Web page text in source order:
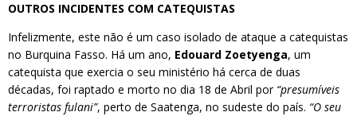
OUTROS INCIDENTES COM CATEQUISTAS
Infelizmente, este não é um caso isolado de ataque a catequistas
no Burquina Fasso. Há um ano, Edouard Zoetyenga, um
catequista que exercia o seu ministério há cerca de duas
décadas, foi raptado e morto no dia 18 de Abril por “presumíveis
terroristas fulani”, perto de Saatenga, no sudeste do país. “O seu